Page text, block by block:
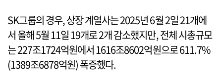
SK그룹의 경우, 상장 계열사는 2025년 6월 2일 21개에
서 올해 5월 11일 19개로 2개 감소했지만, 전체 시총규모
는 227조1724억원에서 1616조8602억원으로 611.7%
(1389조6878억원) 폭증했다.